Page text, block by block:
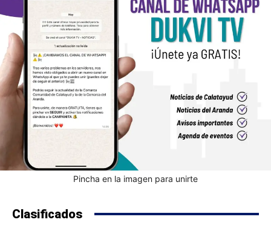
Pincha en la imagen para unirte
Clasificados